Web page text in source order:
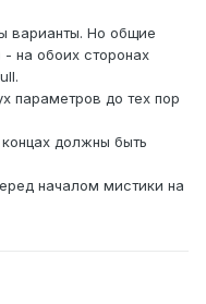
варианты. Но общие
на обоих сторонах
параметров до тех пор
должны быть
началом мистики на